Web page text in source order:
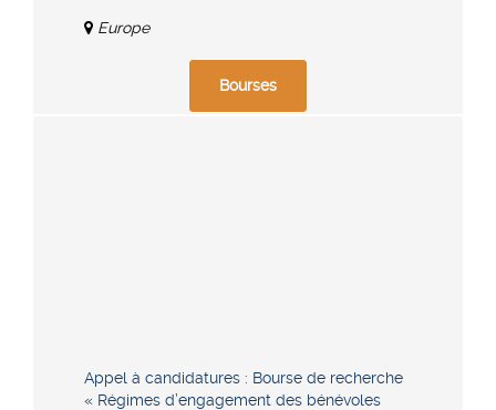
Europe
Bourses
Appel à candidatures : Bourse de recherche
« Régimes d’engagement des bénévoles